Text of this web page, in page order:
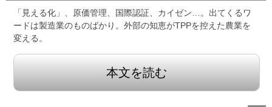
「見える化」、原価管理、国際認証、カイゼン…。出てくるワ
ードは製造業のものばかり。外部の知恵がTPPを控えた農業を
変える。
本文を読む